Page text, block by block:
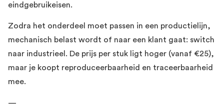
eindgebruikeisen.
Zodra het onderdeel moet passen in een productielijn,
mechanisch belast wordt of naar een klant gaat: switch
naar industrieel. De prijs per stuk ligt hoger (vanaf €25),
maar je koopt reproduceerbaarheid en traceerbaarheid
mee.
—